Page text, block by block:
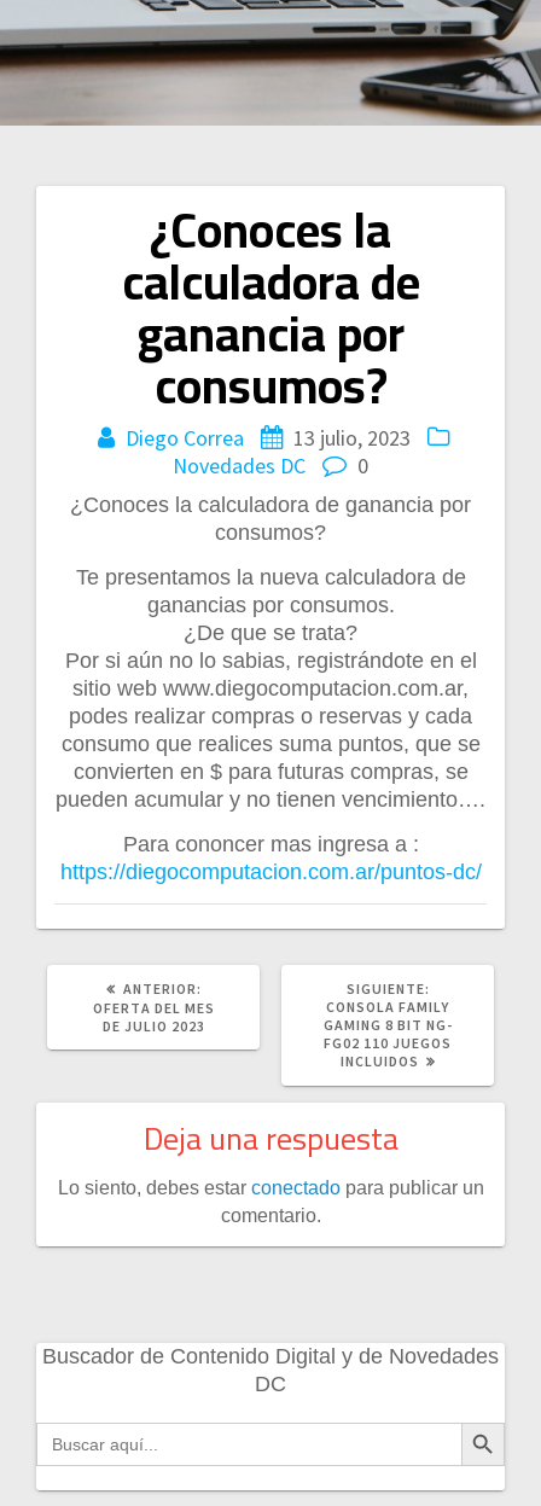
¿Conoces la
calculadora de
ganancia por
consumos?
Diego Correa
13 julio, 2023
Novedades DC
0
¿Conoces la calculadora de ganancia por
consumos?
Te presentamos la nueva calculadora de
ganancias por consumos.
¿De que se trata?
Por si aún no lo sabias, registrándote en el
sitio web www.diegocomputacion.com.ar,
podes realizar compras o reservas y cada
consumo que realices suma puntos, que se
convierten en $ para futuras compras, se
pueden acumular y no tienen vencimiento….
Para cononcer mas ingresa a :
https://diegocomputacion.com.ar/puntos-dc/
Navegación
entradas
ANTERIOR:
ANTERIOR:
OFERTA DEL MES
DE JULIO 2023
SIGUIENTE:
POST:
CONSOLA FAMILY
GAMING 8 BIT NG-
FG02 110 JUEGOS
INCLUIDOS
Deja una respuesta
Lo siento, debes estar conectadopara publicar un
comentario.
Buscador de Contenido Digital y de Novedades
DC
Buscar: Botón de búsqueda